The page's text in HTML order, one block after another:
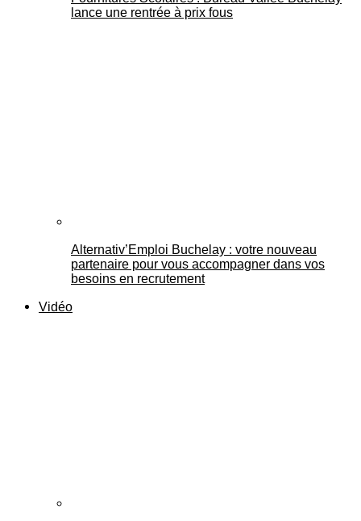
lance une rentrée à prix fous
Alternativ’Emploi Buchelay : votre nouveau
partenaire pour vous accompagner dans vos
besoins en recrutement
Vidéo